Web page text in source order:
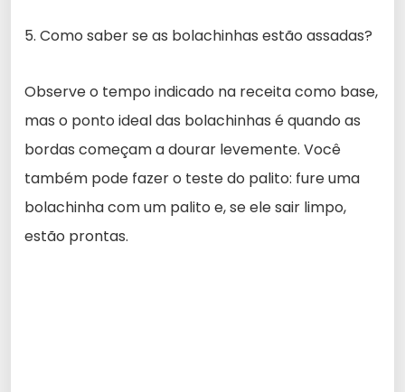
5. Como saber se as bolachinhas estão assadas?
Observe o tempo indicado na receita como base,
mas o ponto ideal das bolachinhas é quando as
bordas começam a dourar levemente. Você
também pode fazer o teste do palito: fure uma
bolachinha com um palito e, se ele sair limpo,
estão prontas.